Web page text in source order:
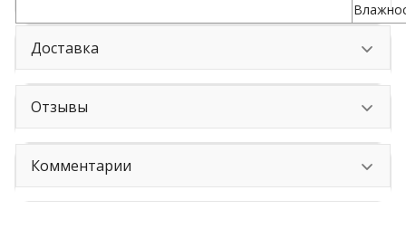
Доставка
Отзывы
Комментарии